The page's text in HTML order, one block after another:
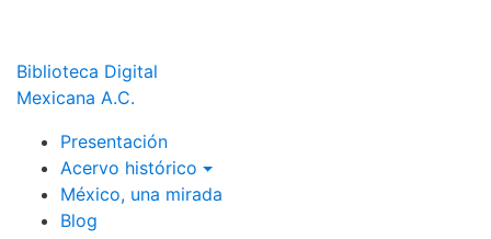
Biblioteca Digital
Mexicana A.C.
Presentación
Acervo histórico
México, una mirada
Blog